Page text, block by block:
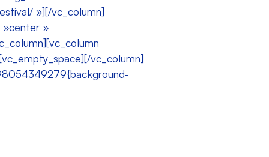
»][/vc_column]
»center »
vc_column]